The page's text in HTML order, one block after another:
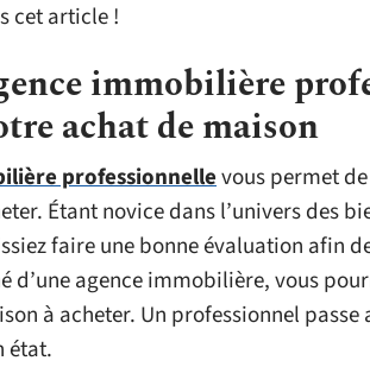
cet article !
immobilière
achat de maison
professionnellevous permet
Étant novice dans l’univers des
faire une bonne évaluation afin
d’une agence immobilière, vous
à acheter. Un professionnel passe
état.